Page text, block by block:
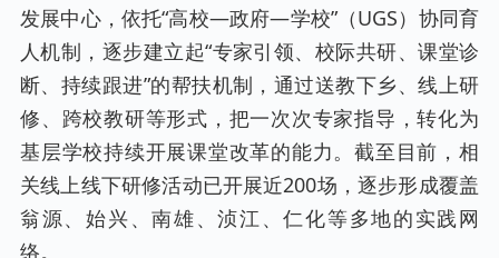
发展中心，依托“高校—政府—学校”（UGS）协同育
人机制，逐步建立起“专家引领、校际共研、课堂诊
断、持续跟进”的帮扶机制，通过送教下乡、线上研
修、跨校教研等形式，把一次次专家指导，转化为
基层学校持续开展课堂改革的能力。截至目前，相
关线上线下研修活动已开展近200场，逐步形成覆盖
翁源、始兴、南雄、浈江、仁化等多地的实践网
络。